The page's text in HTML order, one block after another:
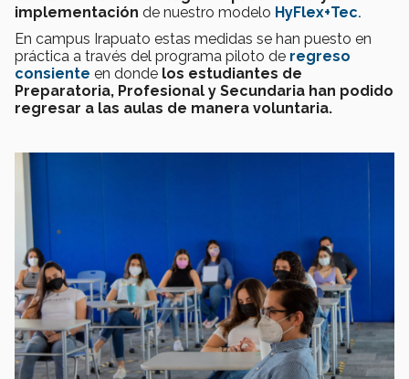
implementación de nuestro modelo HyFlex+Tec.
En campus Irapuato estas medidas se han puesto en
práctica a través del programa piloto de regreso
consiente en donde los estudiantes de
Preparatoria, Profesional y Secundaria han podido
regresar a las aulas de manera voluntaria.